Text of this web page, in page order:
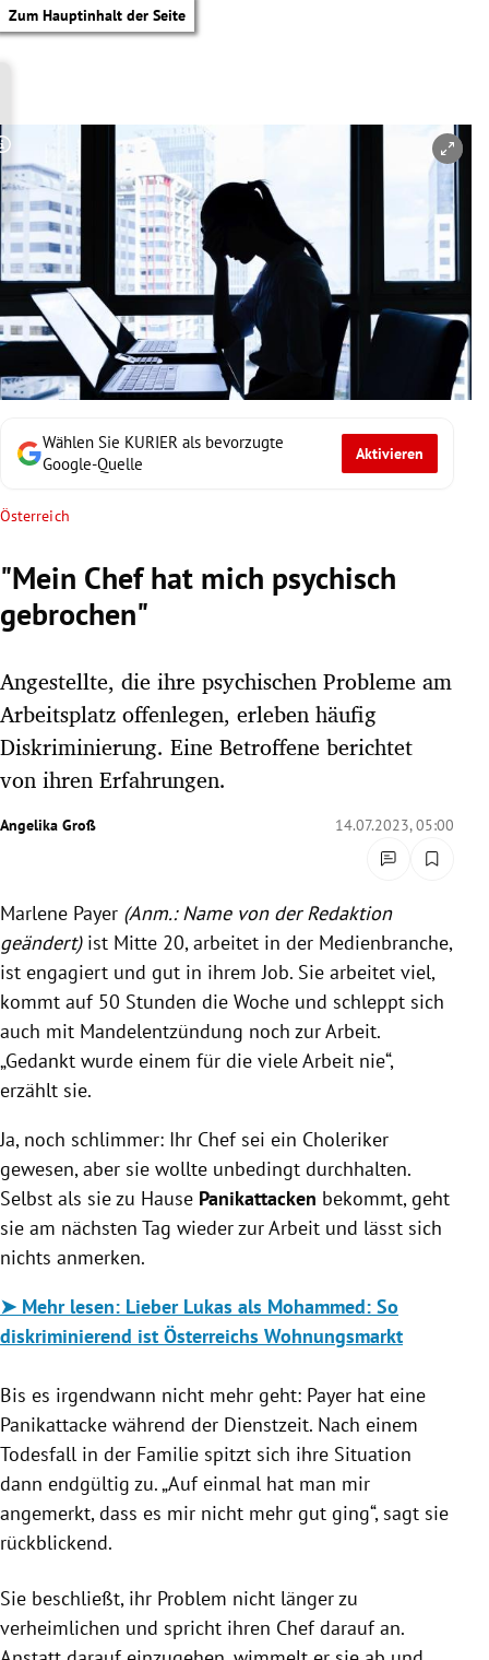
Zum Hauptinhalt der Seite
Untermenü
Untermenü
Untermenü
Untermenü
Untermenü
Untermenü
Untermenü
Untermenü
Untermenü
Wählen Sie KURIER als bevorzugte
Google-Quelle
Aktivieren
Österreich
"Mein Chef hat mich psychisch
gebrochen"
Angestellte, die ihre psychischen Probleme am
Arbeitsplatz offenlegen, erleben häufig
Diskriminierung. Eine Betroffene berichtet
von ihren Erfahrungen.
Angelika Groß 14.07.2023, 05:00
Copyright-Hinweis öffnen/schließen
Marlene Payer (Anm.: Name von der Redaktion
geändert)ist Mitte 20, arbeitet in der Medienbranche,
ist engagiert und gut in ihrem Job. Sie arbeitet viel,
kommt auf 50 Stunden die Woche und schleppt sich
auch mit Mandelentzündung noch zur Arbeit.
„Gedankt wurde einem für die viele Arbeit nie“,
erzählt sie.
Ja, noch schlimmer: Ihr Chef sei ein Choleriker
gewesen, aber sie wollte unbedingt durchhalten.
Selbst als sie zu Hause Panikattacken bekommt, geht
sie am nächsten Tag wieder zur Arbeit und lässt sich
nichts anmerken.
➤ Mehr lesen: Lieber Lukas als Mohammed: So
diskriminierend ist Österreichs Wohnungsmarkt
Bis es irgendwann nicht mehr geht: Payer hat eine
Panikattacke während der Dienstzeit. Nach einem
Todesfall in der Familie spitzt sich ihre Situation
dann endgültig zu. „Auf einmal hat man mir
angemerkt, dass es mir nicht mehr gut ging“, sagt sie
rückblickend.
Sie beschließt, ihr Problem nicht länger zu
verheimlichen und spricht ihren Chef darauf an.